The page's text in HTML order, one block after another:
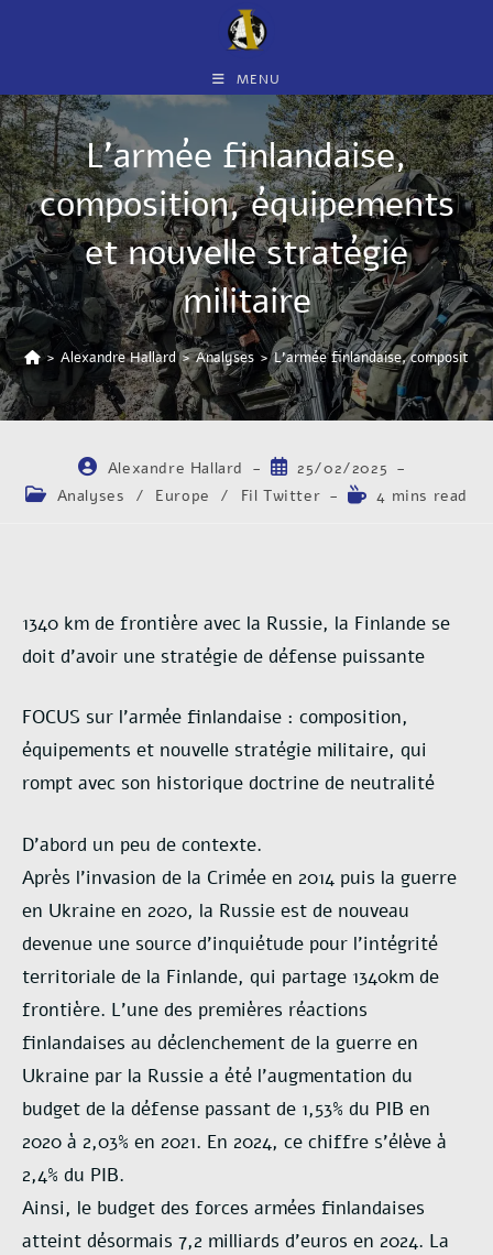
MENU
L’armée finlandaise,
composition, équipements
et nouvelle stratégie
militaire
> Alexandre Hallard > Analyses > L’armée finlandaise,
Alexandre Hallard
25/02/2025
Analyses
/ Europe / Fil Twitter 4 mins read
1340 km de frontière avec la Russie, la Finlande se
doit d’avoir une stratégie de défense puissante
FOCUS sur l’armée finlandaise : composition,
équipements et nouvelle stratégie militaire, qui
rompt avec son historique doctrine de neutralité
D’abord un peu de contexte.
Après l’invasion de la Crimée en 2014 puis la guerre
en Ukraine en 2020, la Russie est de nouveau
devenue une source d’inquiétude pour l’intégrité
territoriale de la Finlande, qui partage 1340km de
frontière. L’une des premières réactions
finlandaises au déclenchement de la guerre en
Ukraine par la Russie a été l’augmentation du
budget de la défense passant de 1,53% du PIB en
2020 à 2,03% en 2021. En 2024, ce chiffre s’élève à
2,4% du PIB.
Ainsi, le budget des forces armées finlandaises
atteint désormais 7,2 milliards d’euros en 2024. La